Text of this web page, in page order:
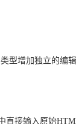
型增加独立的编
直接输入原始